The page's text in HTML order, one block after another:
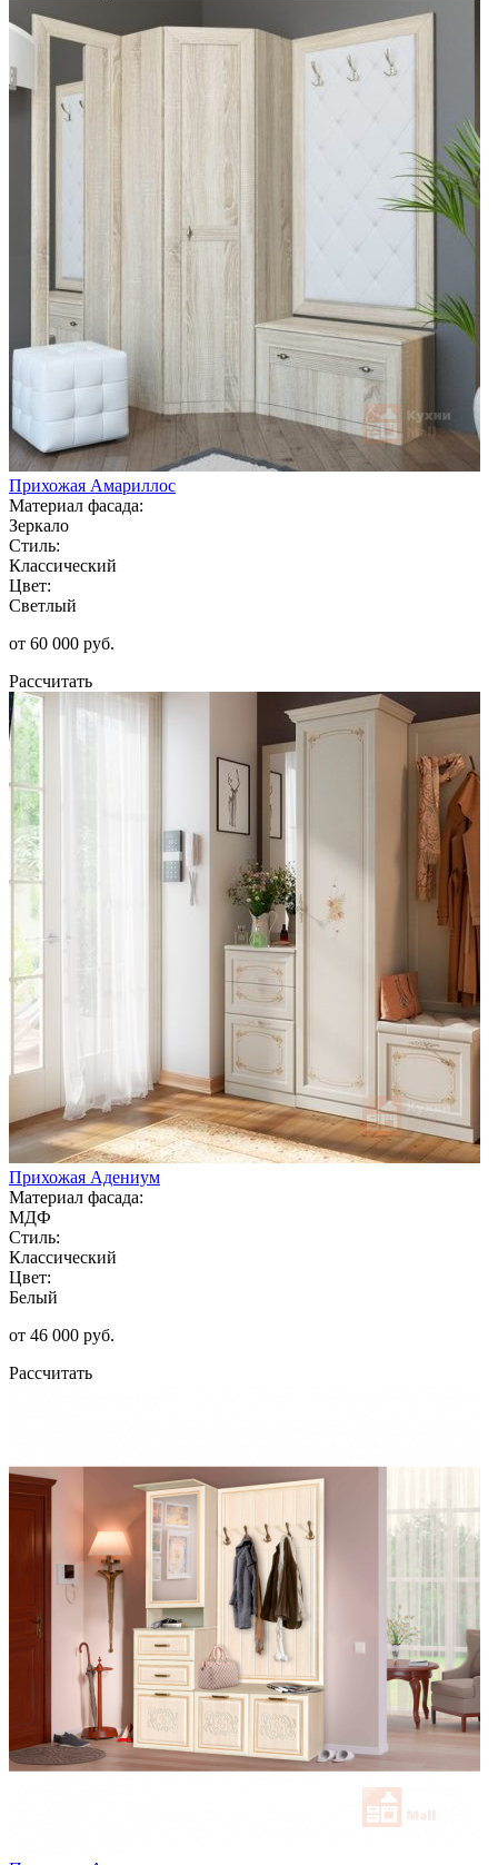
Прихожая Амариллос
Материал фасада:
Зеркало
Стиль:
Классический
Цвет:
Светлый
от 60 000 руб.
Рассчитать
Прихожая Адениум
Материал фасада:
МДФ
Стиль:
Классический
Цвет:
Белый
от 46 000 руб.
Рассчитать